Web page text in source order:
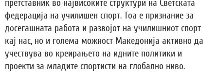
претставник во највисоките структури на Светската
федерација на училишен спорт. Тоа е признание за
досегашната работа и развојот на училишниот спорт
кај нас, но и голема можност Македонија активно да
учествува во креирањето на идните политики и
проекти за младите спортисти на глобално ниво.